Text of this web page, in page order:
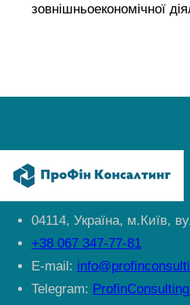
зовнішньоекономічної
04114, Україна, м.Київ,
+38 067 347-77-81
E-mail:
Telegram: